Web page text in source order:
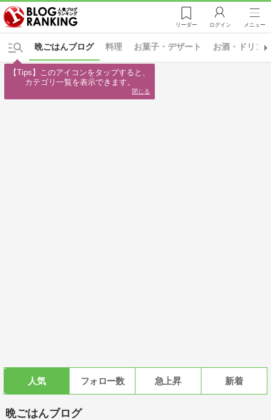
リーダー ログイン メニュー
料理 お菓子・デザート お酒・ドリン
晩ごはんブログ
人気 フォロー数 急上昇 新着
晩ごはんブログ
【Tips】このアイコンをタップすると、
カテゴリ一覧を表示できます。
閉じる